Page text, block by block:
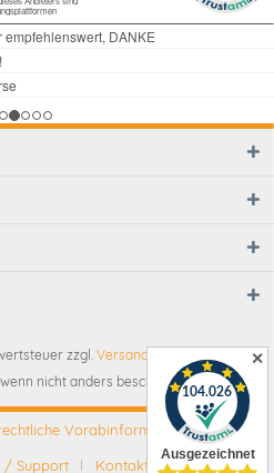
✕
zzgl. Versandkosten
nicht anders beschrieben
Vorabinformationen
/ Support Kontakt